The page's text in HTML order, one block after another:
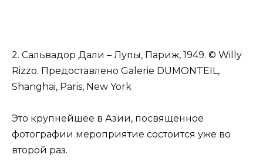
2. Сальвадор Дали – Лупы, Париж, 1949. © Willy
Rizzo. Предоставлено Galerie DUMONTEIL,
Shanghai, Paris, New York
Это крупнейшее в Азии, посвящённое
фотографии мероприятие состоится уже во
второй раз.